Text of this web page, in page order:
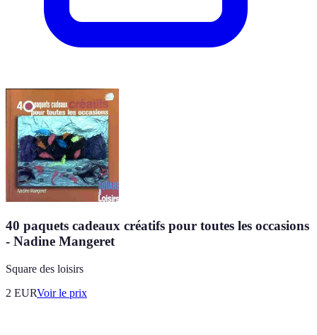
40 paquets cadeaux créatifs pour toutes les occasions
- Nadine Mangeret
Square des loisirs
2 EURVoir le prix